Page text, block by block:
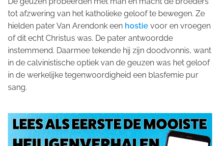
tot afzwering van het katholieke geloof te bewegen. Ze
hielden pater Van Arendonk een hostie voor en vroegen
of dit echt Christus was. De pater antwoordde
instemmend. Daarmee tekende hij zijn doodvonnis, want
in de calvinistische optiek van de geuzen was het geloof
in de werkelijke tegenwoordigheid een blasfemie pur
sang.